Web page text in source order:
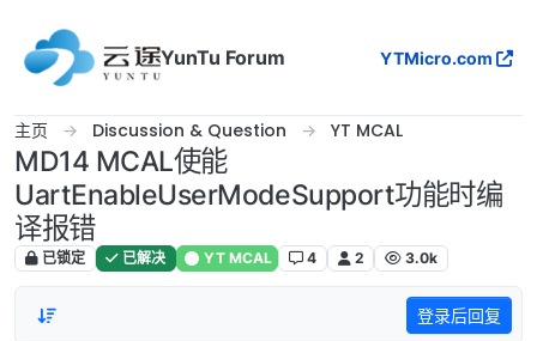
YunTu Forum
YTMicro.com
主页 Discussion & Question YT MCAL
MD14 MCAL使能
UartEnableUserModeSupport功能时编
译报错
已锁定 已解决 YT MCAL 4 2 3.0k
登录后回复